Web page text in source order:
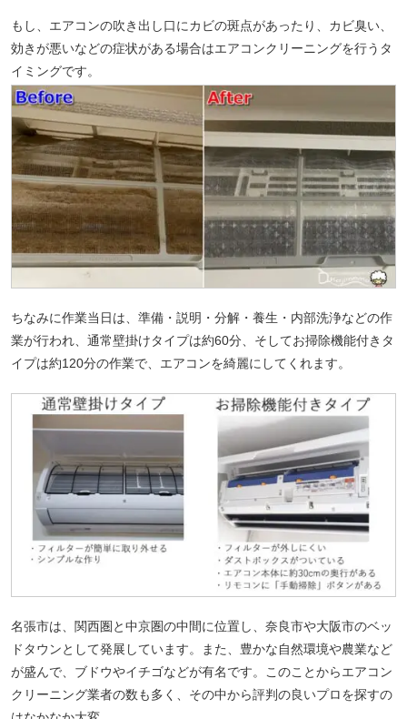
もし、エアコンの吹き出し口にカビの斑点があったり、カビ臭い、
効きが悪いなどの症状がある場合はエアコンクリーニングを行うタ
イミングです。
ちなみに作業当日は、準備・説明・分解・養生・内部洗浄などの作
業が行われ、通常壁掛けタイプは約60分、そしてお掃除機能付きタ
イプは約120分の作業で、エアコンを綺麗にしてくれます。
名張市は、関西圏と中京圏の中間に位置し、奈良市や大阪市のベッ
ドタウンとして発展しています。また、豊かな自然環境や農業など
が盛んで、ブドウやイチゴなどが有名です。このことからエアコン
クリーニング業者の数も多く、その中から評判の良いプロを探すの